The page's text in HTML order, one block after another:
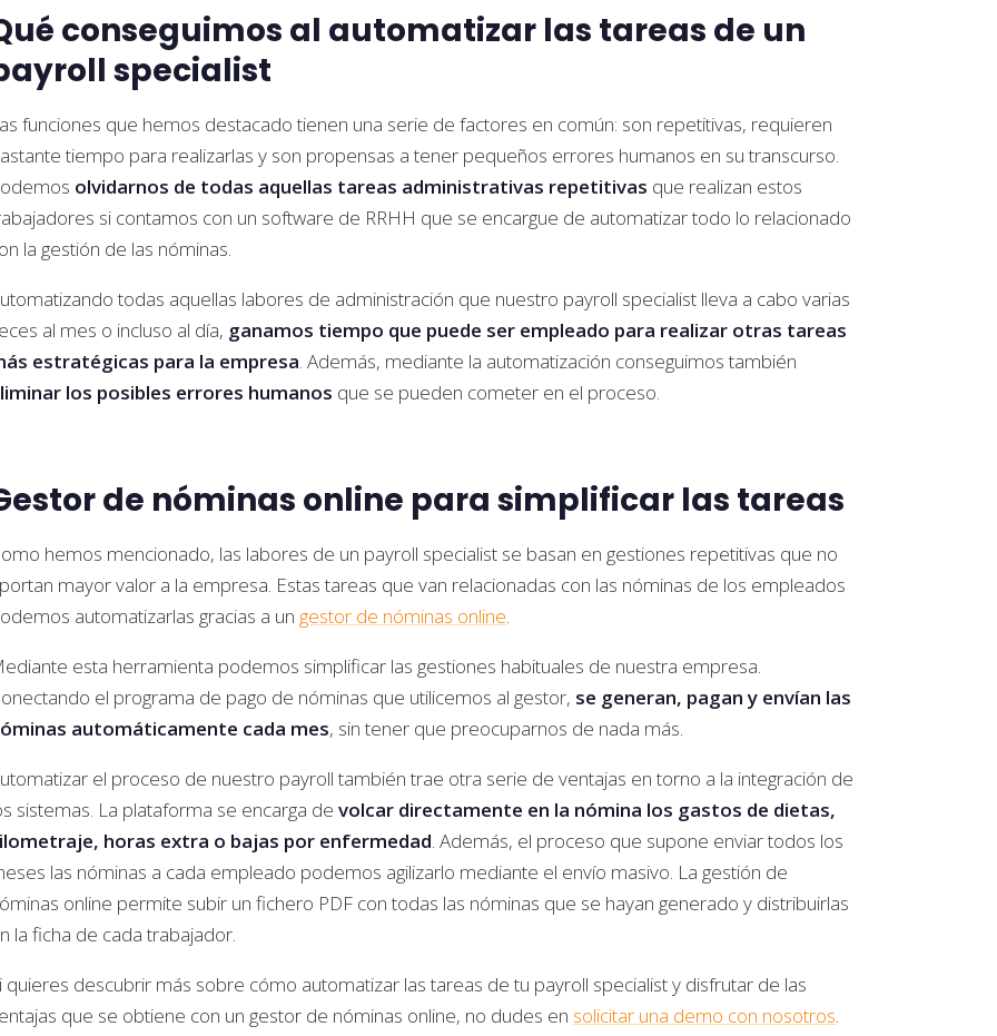
conseguimos al automatizar las tareas de un
specialist
funciones que hemos destacado tienen una serie de factores en común: son repetitivas, requieren
tiempo para realizarlas y son propensas a tener pequeños errores humanos en su transcurso.
olvidarnos de todas aquellas tareas administrativas repetitivas que realizan estos
si contamos con un software de RRHH que se encargue de automatizar todo lo relacionado
la gestión de las nóminas.
todas aquellas labores de administración que nuestro payroll specialist lleva a cabo varias
al mes o incluso al día, ganamos tiempo que puede ser empleado para realizar otras tareas
estratégicas para la empresa. Además, mediante la automatización conseguimos también
los posibles errores humanos que se pueden cometer en el proceso.
de nóminas online para simplificar las tareas
hemos mencionado, las labores de un payroll specialist se basan en gestiones repetitivas que no
mayor valor a la empresa. Estas tareas que van relacionadas con las nóminas de los empleados
automatizarlas gracias a un gestor de nóminas online.
esta herramienta podemos simplificar las gestiones habituales de nuestra empresa.
el programa de pago de nóminas que utilicemos al gestor, se generan, pagan y envían las
automáticamente cada mes, sin tener que preocuparnos de nada más.
el proceso de nuestro payroll también trae otra serie de ventajas en torno a la integración de
sistemas. La plataforma se encarga devolcar directamente en la nómina los gastos de dietas,
horas extra o bajas por enfermedad. Además, el proceso que supone enviar todos los
las nóminas a cada empleado podemos agilizarlo mediante el envío masivo. La gestión de
online permite subir un fichero PDF con todas las nóminas que se hayan generado y distribuirlas
la ficha de cada trabajador.
quieres descubrir más sobre cómo automatizar las tareas de tu payroll specialist y disfrutar de las
que se obtiene con un gestor de nóminas online, no dudes en solicitar una demo con nosotros.